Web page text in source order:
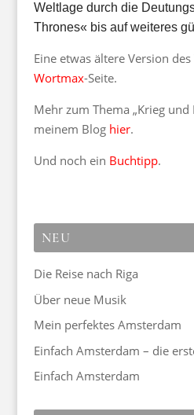
Weltlage durch die
Thrones« bis auf weiteres
Eine etwas ältere Version
Wortmax-Seite.
Mehr zum Thema „Krieg und
meinem Blog hier.
Und noch ein Buchtipp.
NEU
Die Reise nach Riga
Über neue Musik
Mein perfektes Amsterdam
Einfach Amsterdam – die
Einfach Amsterdam